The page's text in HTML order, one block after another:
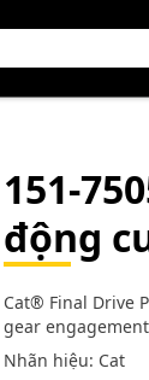
151-
động
Cat® Final Drive
gear
Nhãn hiệu: Cat